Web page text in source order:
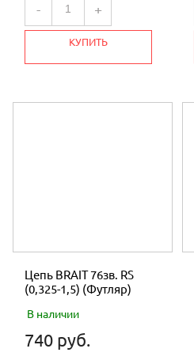
- +
КУПИТЬ
Цепь BRAIT 76зв. RS
(0,325-1,5) (Футляр)
В наличии
740 руб.